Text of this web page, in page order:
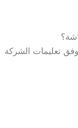
تعليمات الشركة